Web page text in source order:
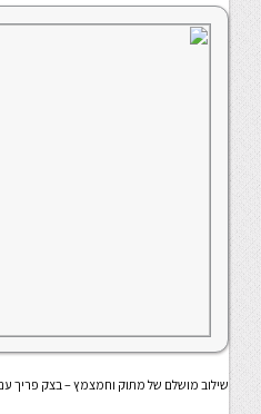
שילוב מושלם של מתוק וחמצמץ – בצק פריך